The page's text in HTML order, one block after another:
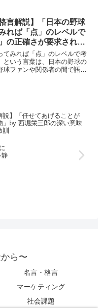
言解説】「日本の野球
れば「点」のレベルで
の正確さが要求される
江川卓 の深い意味と
訓
てみれば「点」のレベルで考
という言葉は、日本の野球の
球ファンや関係者の間で語り
説】「任せてあげることが
」by 西堀栄三郎の深い意味
訓
静
ら〜
名言・格言
マーケティング
社会課題